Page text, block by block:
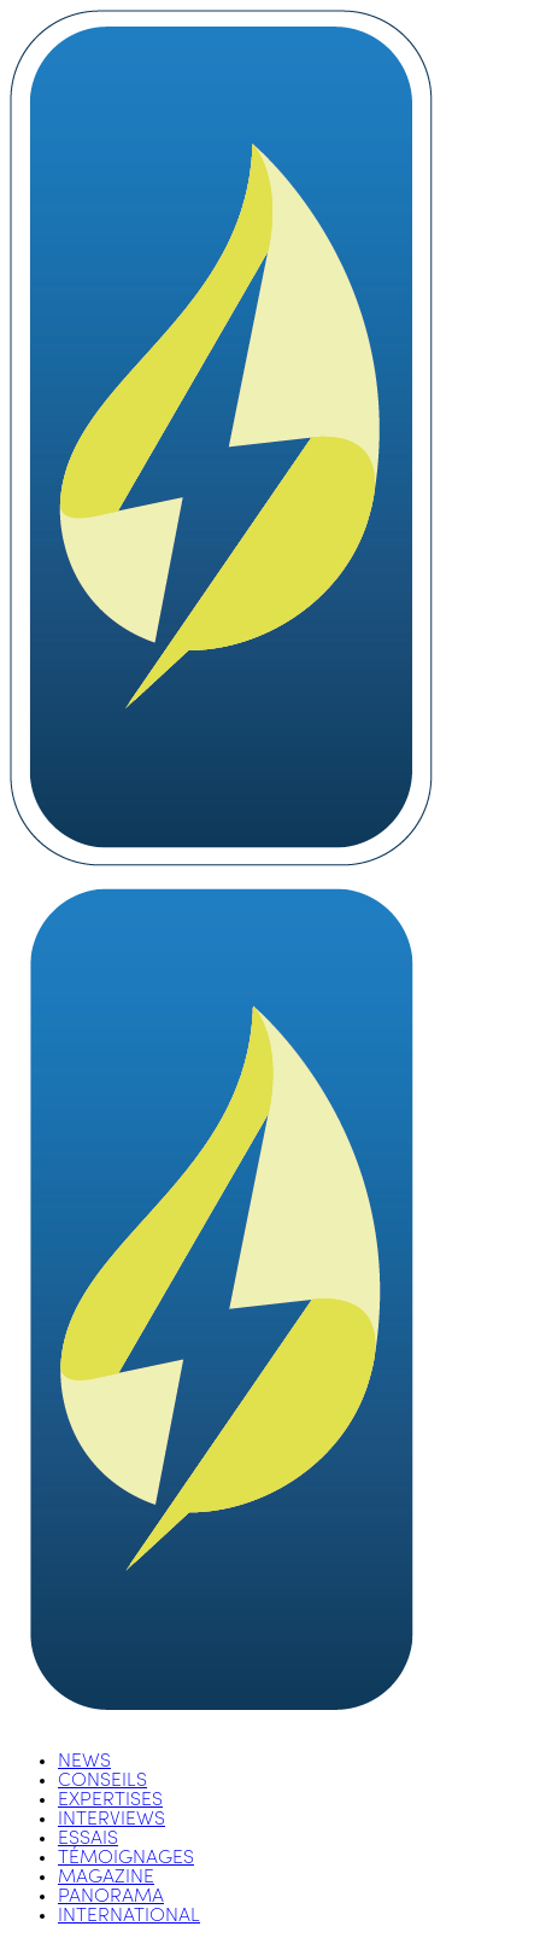
NEWS
CONSEILS
EXPERTISES
INTERVIEWS
ESSAIS
TÉMOIGNAGES
MAGAZINE
PANORAMA
INTERNATIONAL